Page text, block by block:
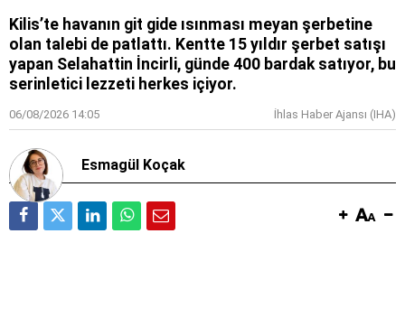
Kilis’te havanın git gide ısınması meyan şerbetine
olan talebi de patlattı. Kentte 15 yıldır şerbet satışı
yapan Selahattin İncirli, günde 400 bardak satıyor, bu
serinletici lezzeti herkes içiyor.
06/08/2026 14:05 İhlas Haber Ajansı (IHA)
Esmagül Koçak